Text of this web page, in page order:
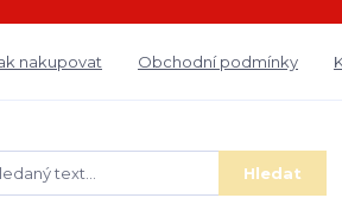
nakupovat Obchodní podmínky
Hledat